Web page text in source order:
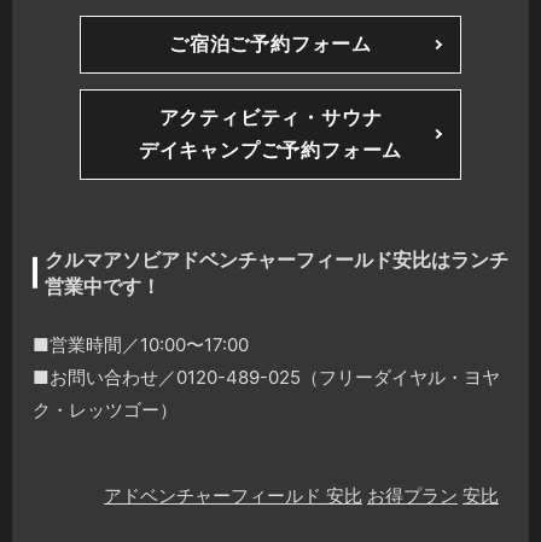
ご宿泊ご予約フォーム
アクティビティ・サウナ
デイキャンプご予約フォーム
クルマアソビアドベンチャーフィールド安比はランチ
営業中です！
■営業時間／10:00〜17:00
■お問い合わせ／0120-489-025（フリーダイヤル・ヨヤ
ク・レッツゴー）
アドベンチャーフィールド 安比 お得プラン 安比